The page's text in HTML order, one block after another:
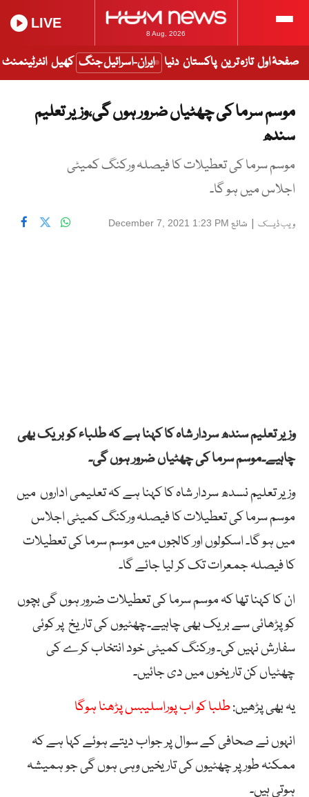
8 Aug, 2026
LIVE
صفحۂ اول تازہ ترین پاکستان دنیا ایران-اسرائیل جنگ کھیل انٹرٹینمنٹ
موسم سرما کی چھٹیاں ضرور ہوں گی،وزیر تعلیم
سندھ
موسم سرما کی تعطیلات کا فیصلہ ورکنگ کمیٹی
اجلاس میں ہو گا۔
ویب ڈیسک | شائع December 7, 2021 1:23 PM
وزیر تعلیم سندھ سردار شاہ کا کہنا ہے کہ طلباء کو بریک بھی
چاہیے۔موسم سرما کی چھٹیاں ضرور ہوں گی۔
وزیر تعلیم نسدھ سردار شاہ کا کہنا ہے کہ تعلیمی اداروں میں
موسم سرما کی تعطیلات کا فیصلہ ورکنگ کمیٹی اجلاس
میں ہو گا۔ اسکولوں اور کالجوں میں موسم سرما کی تعطیلات
کا فیصلہ جمعرات تک کر لیا جائے گا۔
ان کا کہنا تھا کہ موسم سرما کی تعطیلات ضرور ہوں گی بچوں
کو پڑھائی سے بریک بھی چاہیے۔چھٹیوں کی تاریخ پر کوئی
سفارش نہیں کی۔ ورکنگ کمیٹی خود انتخاب کرے کی
چھٹیاں کن تاریخوں میں دی جائیں۔
یہ بھی پڑھیں:طلبا کو اب پوراسلیبس پڑھنا ہوگا
انہوں نے صحافی کے سوال پر جواب دیتے ہوئے کہا ہے کہ
ممکنہ طور پر چھٹیوں کی تاریخیں وہی ہوں گی جو ہمیشہ
ہوتی ہیں۔